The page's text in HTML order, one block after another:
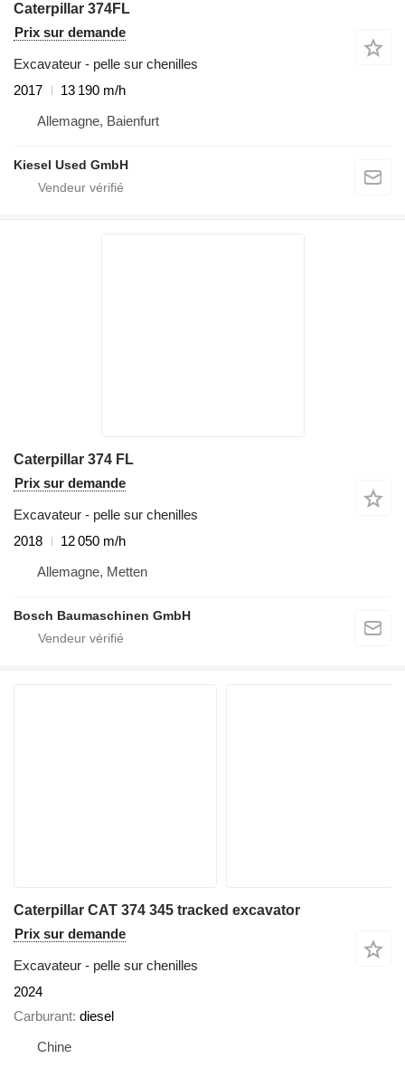
Caterpillar 374FL
Prix sur demande
Excavateur - pelle sur chenilles
2017
13 190 m/h
Allemagne, Baienfurt
Kiesel Used GmbH
Caterpillar 374 FL
Prix sur demande
Excavateur - pelle sur chenilles
2018
12 050 m/h
Allemagne, Metten
Bosch Baumaschinen GmbH
Caterpillar CAT 374 345 tracked excavator
Prix sur demande
Excavateur - pelle sur chenilles
2024
Carburant diesel
Chine